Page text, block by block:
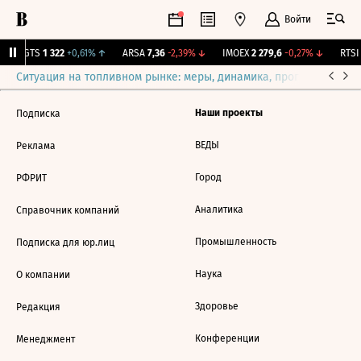
Войти
MGTS 1 322 +0,61%↑ ARSA 7,36 -2,39%↓ IMOEX 2 279,6 -0,27%↓ RTSI
Ситуация на топливном рынке: меры, динамика, прогнозы
Подписка
Реклама
РФРИТ
Справочник компаний
Подписка для юр.лиц
О компании
Редакция
Менеджмент
Наши проекты
ВЕДЫ
Город
Аналитика
Промышленность
Наука
Здоровье
Конференции